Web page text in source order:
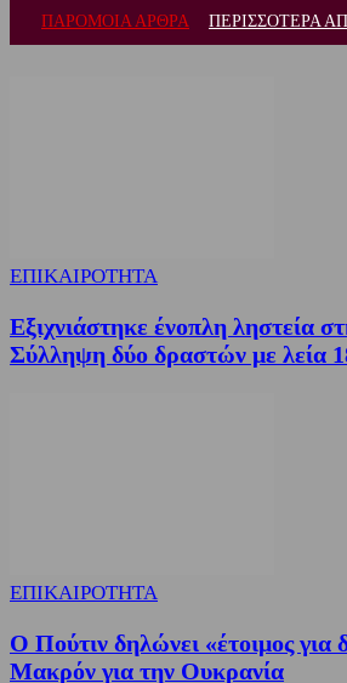
ΠΑΡΟΜΟΙΑ ΑΡΘΡΑ ΠΕΡΙΣΣΟΤΕΡΑ
ΕΠΙΚΑΙΡΟΤΗΤΑ
Εξιχνιάστηκε ένοπλη ληστεία
Σύλληψη δύο δραστών με λεία
ΕΠΙΚΑΙΡΟΤΗΤΑ
Ο Πούτιν δηλώνει «έτοιμος για
Μακρόν για την Ουκρανία